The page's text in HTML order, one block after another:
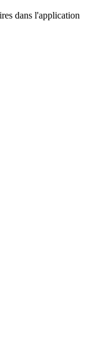
dans l'application